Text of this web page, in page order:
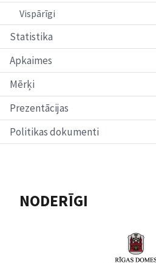
Vispārīgi
Statistika
Apkaimes
Mērķi
Prezentācijas
Politikas dokumenti
NODERĪGI